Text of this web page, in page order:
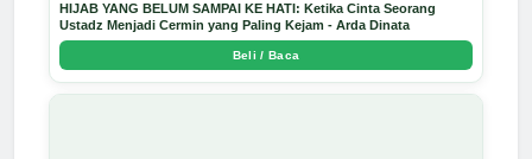
HIJAB YANG BELUM SAMPAI KE HATI: Ketika Cinta Seorang
Ustadz Menjadi Cermin yang Paling Kejam - Arda Dinata
Beli / Baca